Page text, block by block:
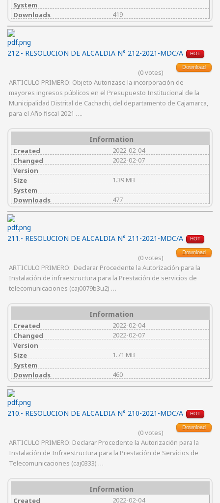
System
Downloads
419
212.- RESOLUCION DE ALCALDIA N° 212-2021-MDC/A HOT
Download
(0 votes)
ARTICULO PRIMERO: Objeto Autorizase la incorporación de
mayores ingresos públicos en el Presupuesto Institucional de la
Municipalidad Distrital de Cachachi, del departamento de Cajamarca,
para el Año fiscal 2021 ….
Information
Created
2022-02-04
Changed
2022-02-07
Version
Size
1.39 MB
System
Downloads
477
211.- RESOLUCION DE ALCALDIA N° 211-2021-MDC/A HOT
Download
(0 votes)
ARTICULO PRIMERO: Declarar Procedente la Autorización para la
Instalación de infraestructura para la Prestación de servicios de
telecomunicaciones (caj0079b3u2) …
Information
Created
2022-02-04
Changed
2022-02-07
Version
Size
1.71 MB
System
Downloads
460
210.- RESOLUCION DE ALCALDIA N° 210-2021-MDC/A HOT
Download
(0 votes)
ARTICULO PRIMERO: Declarar Procedente la Autorización para la
Instalación de Infraestructura para la Prestación de Servicios de
Telecomunicaciones (caj0333) …
Information
Created 2022-02-04